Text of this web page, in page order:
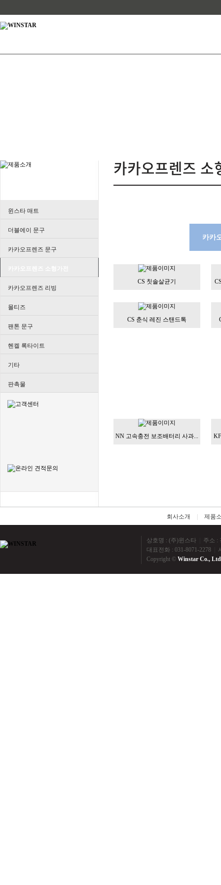
윈스타 매트
더블에이 문구
카카오프렌즈 문구
카카오프렌즈 리빙
몰티즈
팬톤 문구
헨켈 록타이트
기타
판촉물
카카오프렌즈 소
카카
CS 칫솔살균기
CS 춘식 레진 스탠드톡
NN 고속충전 보조배터리 사과...
회사소개 제품
상호명 : (주)윈스타
주소 :
대표전화 : 031-8071-2278
Copyright © Winstar Co.,